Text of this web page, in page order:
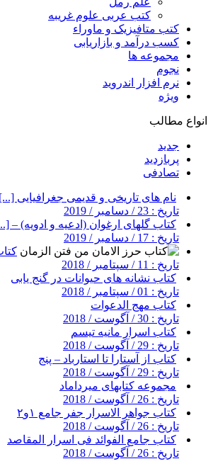
کتب عربی علوم غریبه
کتب متافیزیک و ماوراء
کسب درآمد و بازاریابی
مجموعه ها
نجوم
نرم افزار اندروید
ویژه
انواع مطالب
جدید
پربازدید
تصادفی
نام های تاریخی و قدیمی جغرافیایی [...]
تاریخ : 23 / دسامبر / 2019
کتاب گلهای ارغوان (ادعیه و ادویه) –
تاریخ : 17 / دسامبر / 2019
تاریخ : 11 / سپتامبر / 2018
کتاب نشانه های حیوانات در گنج یابی
تاریخ : 01 / سپتامبر / 2018
کتاب مهج الدعوات
تاریخ : 30 / آگوست / 2018
کتاب اسرار مانیه تیسم
تاریخ : 29 / آگوست / 2018
کتاب از آستارا تا استارباد – پنج
تاریخ : 29 / آگوست / 2018
مجموعه کتابهای میرداماد
تاریخ : 26 / آگوست / 2018
کتاب جواهر الاسرار جفر جامع ۱و۲
تاریخ : 26 / آگوست / 2018
کتاب جامع الفوائد فی اسرار المقاصد
تاریخ : 26 / آگوست / 2018